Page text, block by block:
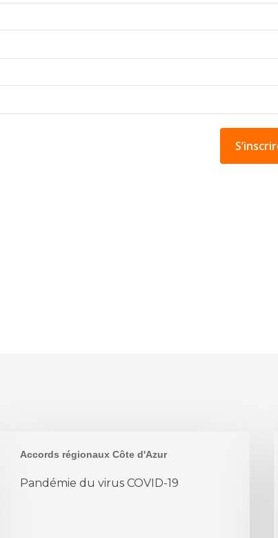
Accords régionaux Côte d'Azur
Pandémie du virus COVID-19